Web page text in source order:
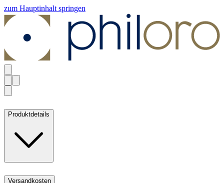
zum Hauptinhalt springen
Produktdetails
Versandkosten